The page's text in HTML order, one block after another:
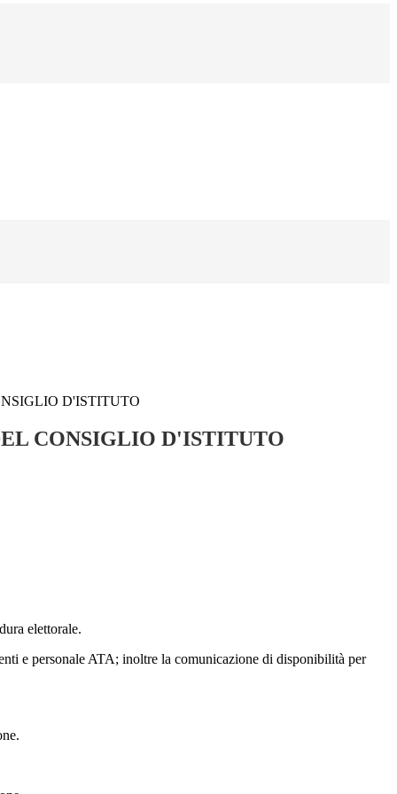
D'ISTITUTO
CONSIGLIO D'ISTITUTO
elettorale.
e personale ATA; inoltre la comunicazione di disponibilità per